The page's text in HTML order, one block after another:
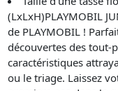
(LxLxH)PLAYMOBIL
de PLAYMOBIL !
découvertes des tout-
caractéristiques
ou le triage. Laissez